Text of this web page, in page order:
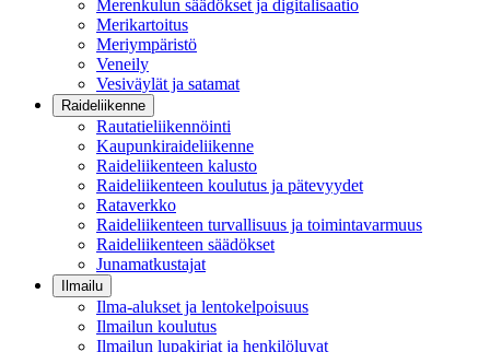
Merenkulun säädökset ja digitalisaatio
Merikartoitus
Meriympäristö
Veneily
Vesiväylät ja satamat
Raideliikenne
Rautatieliikennöinti
Kaupunkiraideliikenne
Raideliikenteen kalusto
Raideliikenteen koulutus ja pätevyydet
Rataverkko
Raideliikenteen turvallisuus ja toimintavarmuus
Raideliikenteen säädökset
Junamatkustajat
Ilmailu
Ilma-alukset ja lentokelpoisuus
Ilmailun koulutus
Ilmailun lupakirjat ja henkilöluvat